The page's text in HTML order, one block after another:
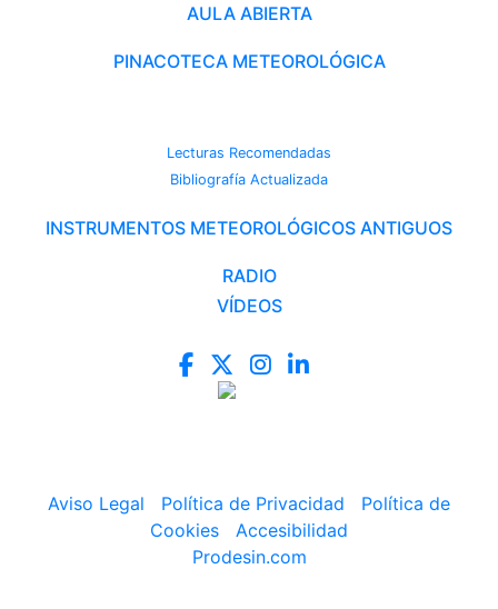
AULA ABIERTA
PINACOTECA METEOROLÓGICA
Lecturas Recomendadas
Bibliografía Actualizada
INSTRUMENTOS METEOROLÓGICOS ANTIGUOS
RADIO
VÍDEOS
Aviso Legal Política de Privacidad
Política de
Cookies
Accesibilidad
Prodesin.com